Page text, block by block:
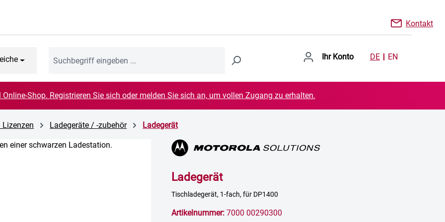
Kontakt
Ihr Konto DE EN
Shop. Registrieren Sie sich oder melden Sie sich an, um vollen Zugang zu erhalten.
Lizenzen Ladegeräte / -zubehör Ladegerät
Ladegerät
Tischladegerät, 1-fach, für DP1400
Artikelnummer: 7000 00290300